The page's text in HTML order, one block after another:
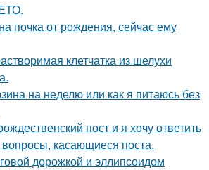
почка от рождения, сейчас ему
клетчатка из шелухи
на неделю или как я питаюсь без
пост и я хочу ответить
касающиеся поста.
дорожкой и эллипсоидом